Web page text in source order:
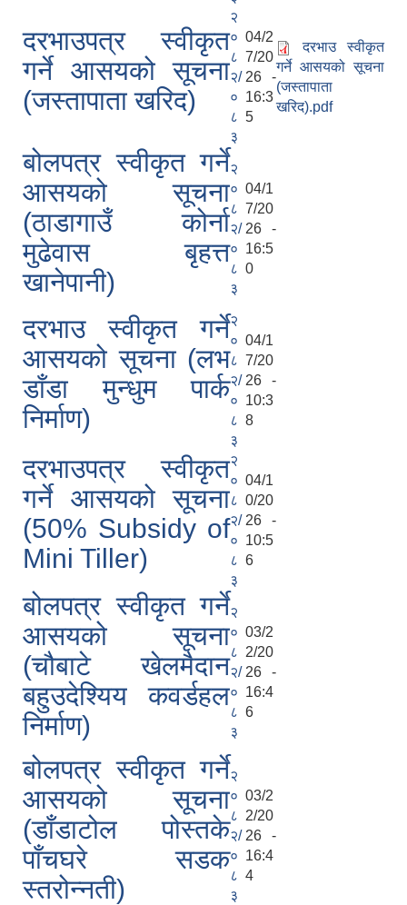
दरभाउपत्र स्वीकृत
गर्ने आसयको सूचना
(जस्तापाता खरिद)
२
०
८
२/
०
८
३
04/2
7/20
26 -
16:3
5
दरभाउ स्वीकृत
गर्ने आसयको सूचना
(जस्तापाता
खरिद).pdf
बोलपत्र स्वीकृत गर्ने
आसयको सूचना
(ठाडागाउँ कोर्ना
मुढेवास बृहत्त
खानेपानी)
२
०
८
२/
०
८
३
04/1
7/20
26 -
16:5
0
दरभाउ स्वीकृत गर्ने
आसयको सूचना (लभ
डाँडा मुन्धुम पार्क
निर्माण)
२
०
८
२/
०
८
३
04/1
7/20
26 -
10:3
8
दरभाउपत्र स्वीकृत
गर्ने आसयको सूचना
(50% Subsidy of
Mini Tiller)
२
०
८
२/
०
८
३
04/1
0/20
26 -
10:5
6
बोलपत्र स्वीकृत गर्ने
आसयको सूचना
(चौबाटे खेलमैदान
बहुउदेश्यिय कवर्डहल
निर्माण)
२
०
८
२/
०
८
३
03/2
2/20
26 -
16:4
6
बोलपत्र स्वीकृत गर्ने
आसयको सूचना
(डाँडाटोल पोस्तके
पाँचघरे सडक
स्तरोन्नती)
२
०
८
२/
०
८
३
03/2
2/20
26 -
16:4
4